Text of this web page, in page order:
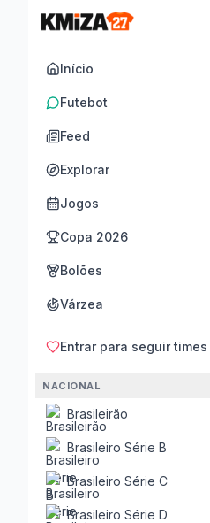
Início
Futebot
Feed
Explorar
Jogos
Copa 2026
Bolões
Várzea
Entrar para seguir times
NACIONAL
Brasileirão
Brasileiro Série B
Brasileiro Série C
Brasileiro Série D